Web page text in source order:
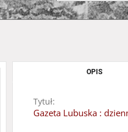
OPIS
Tytuł:
Gazeta Lubuska :